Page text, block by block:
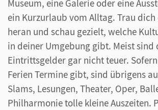
Museum, eine Galerie oder eine
ein Kurzurlaub vom Alltag. Trau
heran und schau gezielt, welche
in deiner Umgebung gibt. Meist sind
Eintrittsgelder gar nicht teuer.
Ferien Termine gibt, sind übrigens
Slams, Lesungen, Theater, Oper,
Philharmonie tolle kleine Auszeiten.